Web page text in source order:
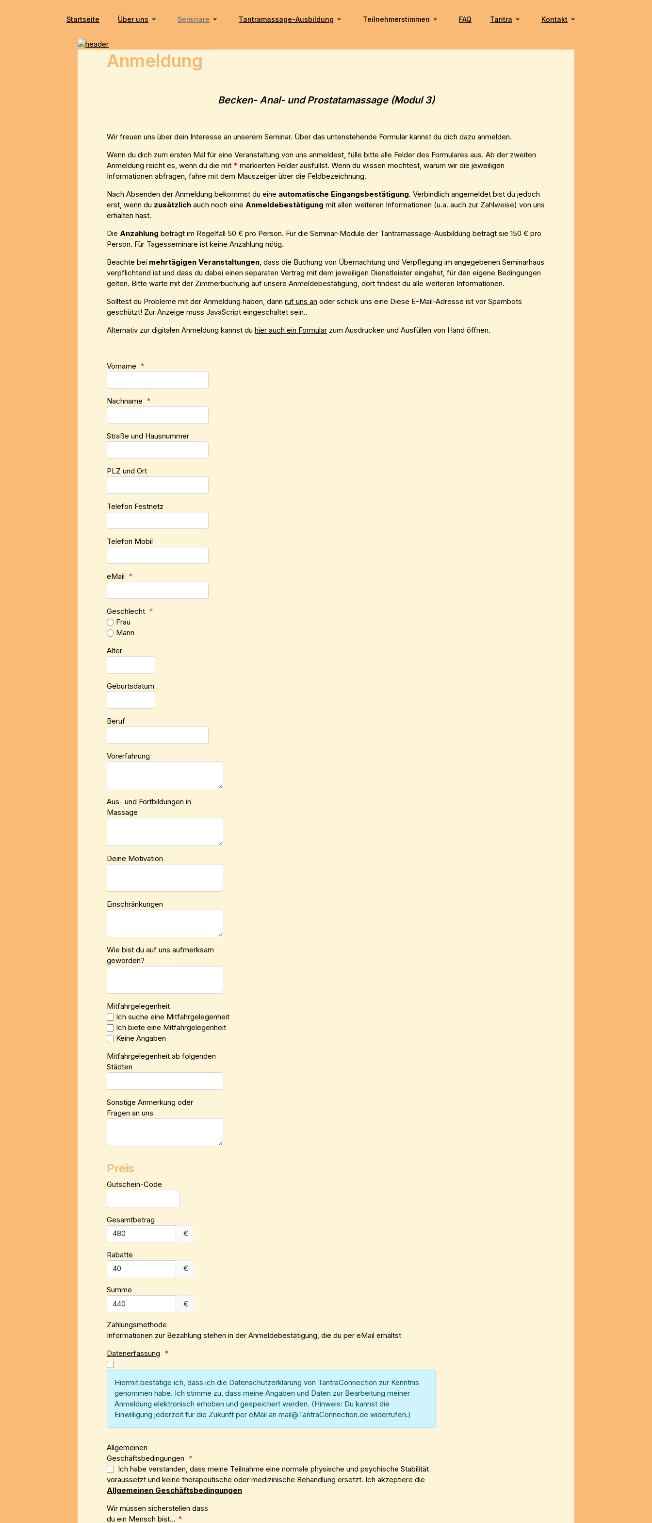
Startseite Über uns Seminare Tantramassage-Ausbildung Teilnehmerstimmen FAQ Tantra Kontakt
Anmeldung
Becken- Anal- und Prostatamassage (Modul 3)
Wir freuen uns über dein Interesse an unserem Seminar. Über das untenstehende Formular kannst du dich dazu anmelden.
Wenn du dich zum ersten Mal für eine Veranstaltung von uns anmeldest, fülle bitte alle Felder des Formulares aus. Ab der zweiten
Anmeldung reicht es, wenn du die mit * markierten Felder ausfüllst. Wenn du wissen möchtest, warum wir die jeweiligen
Informationen abfragen, fahre mit dem Mauszeiger über die Feldbezeichnung.
Nach Absenden der Anmeldung bekommst du eine automatische Eingangsbestätigung. Verbindlich angemeldet bist du jedoch
erst, wenn du zusätzlich auch noch eine Anmeldebestätigung mit allen weiteren Informationen (u.a. auch zur Zahlweise) von uns
erhalten hast.
Die Anzahlung beträgt im Regelfall 50 € pro Person. Für die Seminar-Module der Tantramassage-Ausbildung beträgt sie 150 € pro
Person. Für Tagesseminare ist keine Anzahlung nötig.
Beachte bei mehrtägigen Veranstaltungen , dass die Buchung von Übernachtung und Verpflegung im angegebenen Seminarhaus
verpflichtend ist und dass du dabei einen separaten Vertrag mit dem jeweiligen Dienstleister eingehst, für den eigene Bedingungen
gelten. Bitte warte mit der Zimmerbuchung auf unsere Anmeldebestätigung, dort findest du alle weiteren Informationen.
Solltest du Probleme mit der Anmeldung haben, dann ruf uns an oder schick uns eine Diese E-Mail-Adresse ist vor Spambots
geschützt! Zur Anzeige muss JavaScript eingeschaltet sein..
Alternativ zur digitalen Anmeldung kannst du hier auch ein Formular zum Ausdrucken und Ausfüllen von Hand öffnen.
Vorname *
Nachname *
Straße und Hausnummer
PLZ und Ort
Telefon Festnetz
Telefon Mobil
eMail *
Geschlecht *
Frau
Mann
Alter
Geburtsdatum
Beruf
Vorerfahrung
Aus- und Fortbildungen in
Massage
Deine Motivation
Einschränkungen
Wie bist du auf uns aufmerksam
geworden?
Mitfahrgelegenheit
Ich suche eine Mitfahrgelegenheit
Ich biete eine Mitfahrgelegenheit
Keine Angaben
Mitfahrgelegenheit ab folgenden
Städten
Sonstige Anmerkung oder
Fragen an uns
Preis
Gutschein-Code
Gesamtbetrag
€
Rabatte
€
Summe
€
Zahlungsmethode
Informationen zur Bezahlung stehen in der Anmeldebestätigung, die du per eMail erhältst
Datenerfassung *
Hiermit bestätige ich, dass ich die Datenschutzerklärung von TantraConnection zur Kenntnis
genommen habe. Ich stimme zu, dass meine Angaben und Daten zur Bearbeitung meiner
Anmeldung elektronisch erhoben und gespeichert werden. (Hinweis: Du kannst die
Einwilligung jederzeit für die Zukunft per eMail an mail@TantraConnection.de widerrufen.)
Allgemeinen
Geschäftsbedingungen *
Ich habe verstanden, dass meine Teilnahme eine normale physische und psychische Stabilität
voraussetzt und keine therapeutische oder medizinische Behandlung ersetzt. Ich akzeptiere die
Allgemeinen Geschäftsbedingungen
Wir müssen sicherstellen dass
du ein Mensch bist... *